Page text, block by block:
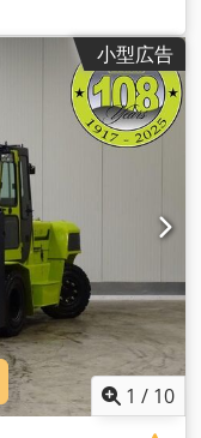
, 建設高:4,900 mm,
1,800 mm,
小型広告
1 / 10